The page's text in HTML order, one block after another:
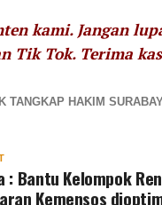
kami. Jangan
Tik Tok. Terima
TANGKAP HAKIM
: Bantu Kelompok
Kemensos